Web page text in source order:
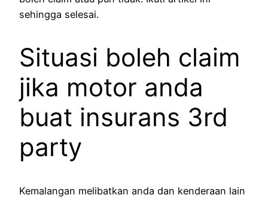
sehingga selesai.
Situasi boleh claim
jika motor anda
buat insurans 3rd
party
Kemalangan melibatkan anda dan kenderaan lain